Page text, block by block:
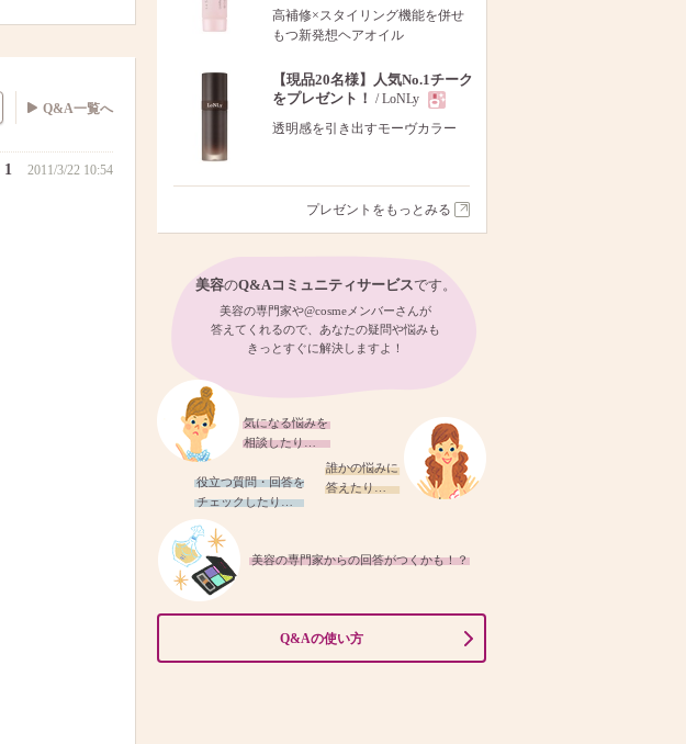
Q&A一覧へ
1 2011/3/22 10:54
現
品
高補修×スタイリング機能を併せ
もつ新発想ヘアオイル
【現品20名様】人気No.1チーク
をプレゼント！ / LoNLy
現
透明感を引き出すモーヴカラー
プレゼントをもっとみる
美容のQ&Aコミュニティサービスです。
美容の専門家や@cosmeメンバーさんが
答えてくれるので、あなたの疑問や悩みも
きっとすぐに解決しますよ！
気になる悩みを
相談したり…
誰かの悩みに
答えたり…
役立つ質問・回答を
チェックしたり…
美容の専門家からの回答がつくかも！？
Q&Aの使い方